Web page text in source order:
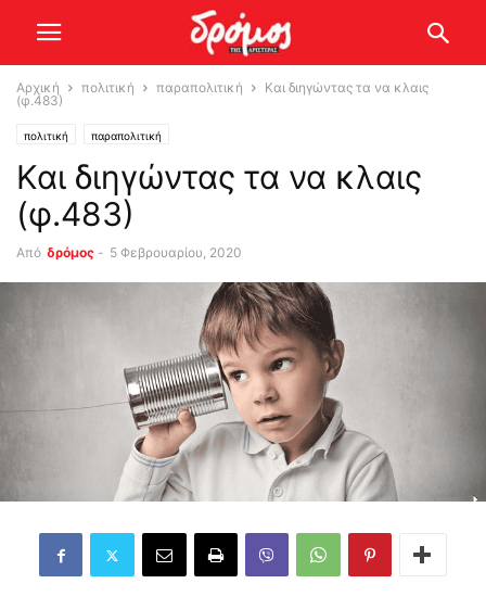
Αρχική πολιτική παραπολιτική
Και διηγώντας τα να κλαις
(φ.483)
πολιτική παραπολιτική
Και διηγώντας τα να κλαις
(φ.483)
Από δρόμος - 5 Φεβρουαρίου, 2020